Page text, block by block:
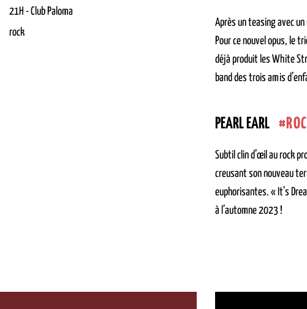
21H -Club Paloma
rock
Après un teasing avec
Pour ce nouvel opus, le
déjà produit les White
band des trois amis
PEARL EARL
Subtil clin d’œil au rock
creusant son nouveau
euphorisantes. « It’s
à l’automne 2023 !